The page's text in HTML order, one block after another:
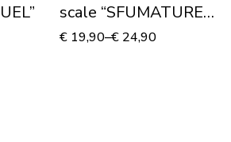
scale “SFUMATURE
DI ARANCIO”
€ 19,90–€ 24,90